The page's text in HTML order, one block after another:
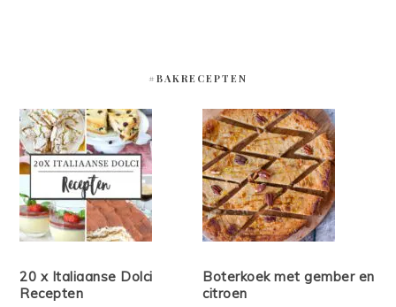
#BAKRECEPTEN
20 x Italiaanse Dolci
Recepten
Boterkoek met gember en
citroen